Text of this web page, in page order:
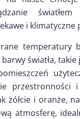
i klimatyczne
temperatury
światła,
przestronności i
żółcie i oranże,
atmosferę,